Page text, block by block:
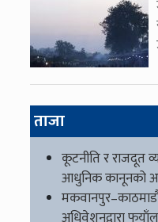
ताजा
कूटनीति र राजदूत
आधुनिक कानूनको